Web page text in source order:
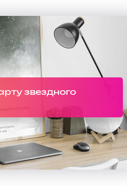
звездного